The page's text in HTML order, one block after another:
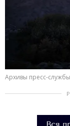
Архивы пресс-службы